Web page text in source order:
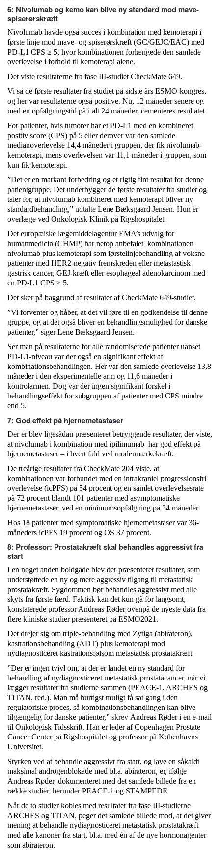
6: Nivolumab og kemo kan blive ny standard mod mave-
spiserørskræft
Nivolumab havde også succes i kombination med kemoterapi i
første linje mod mave- og spiserørskræft (GC/GEJC/EAC) med
PD-L1 CPS ≥ 5, hvor kombinationen forlængede den samlede
overlevelse i forhold til kemoterapi alene.
Det viste resultaterne fra fase III-studiet CheckMate 649.
Vi så de første resultater fra studiet på sidste års ESMO-kongres,
og her var resultaterne også positive. Nu, 12 måneder senere og
med en opfølgningstid på i alt 24 måneder, cementeres resultatet.
For patienter, hvis tumorer har et PD-L1 med en kombineret
positiv score (CPS) på 5 eller derover var den samlede
medianoverlevelse 14,4 måneder i gruppen, der fik nivolumab-
kemoterapi, mens overlevelsen var 11,1 måneder i gruppen, som
kun fik kemoterapi.
”Det er en markant forbedring og et rigtig fint resultat for denne
patientgruppe. Det underbygger de første resultater fra studiet og
taler for, at nivolumab kombineret med kemoterapi bliver ny
standardbehandling,” udtalte Lene Bæksgaard Jensen. Hun er
overlæge ved Onkologisk Klinik på Rigshospitalet.
Det europæiske lægemiddelagentur EMA’s udvalg for
humanmedicin (CHMP) har netop anbefalet kombinationen
nivolumab plus kemoterapi som førstelinjebehandling af voksne
patienter med HER2-negativ fremskreden eller metastastisk
gastrisk cancer, GEJ-kræft eller esophageal adenokarcinom med
en PD-L1 CPS ≥ 5.
Det sker på baggrund af resultater af CheckMate 649-studiet.
”Vi forventer og håber, at det vil føre til en godkendelse til denne
gruppe, og at det også bliver en behandlingsmulighed for danske
patienter,” siger Lene Bæksgaard Jensen.
Ser man på resultaterne for alle randomiserede patienter uanset
PD-L1-niveau var der også en signifikant effekt af
kombinationsbehandlingen. Her var den samlede overlevelse 13,8
måneder i den eksperimentelle arm og 11,6 måneder i
kontrolarmen. Dog var der ingen signifikant forskel i
behandlingseffekt for subgruppen af patienter med CPS mindre
end 5.
7: God effekt på hjernemetastaser
Der er blev ligesådan præsenteret betryggende resultater, der viste,
at nivolumab i kombination med ipilimumab har god effekt på
hjernemetastaser – i hvert fald ved modermærkekræft.
De treårige resultater fra CheckMate 204 viste, at
kombinationen var forbundet med en intrakraniel progressionsfri
overlevelse (icPFS) på 54 procent og en samlet overlevelsesrate
på 72 procent blandt 101 patienter med asymptomatiske
hjernemetastaser, ved en minimumsopfølgning på 34 måneder.
Hos 18 patienter med symptomatiske hjernemetastaser var 36-
måneders icPFS 19 procent og OS 37 procent.
8: Professor: Prostatakræft skal behandles aggressivt fra
start
I en noget anden boldgade blev der præsenteret resultater, som
understøttede en ny og mere aggressiv tilgang til metastatisk
prostatakræft. Sygdommen bør behandles aggressivt med alle
skyts fra første færd. Faktisk kan det kun gå for langsomt,
konstaterede professor Andreas Røder ovenpå de nyeste data fra
flere kliniske studier præsenteret på ESMO2021.
Det drejer sig om triple-behandling med Zytiga (abirateron),
kastrationsbehandling (ADT) plus kemoterapi mod
nydiagnosticeret kastrationsfølsom metastatisk prostatakræft.
”Der er ingen tvivl om, at der er landet en ny standard for
behandling af nydiagnosticeret metastatisk prostatacancer, når vi
lægger resultater fra studierne sammen (PEACE-1, ARCHES og
TITAN, red.). Man må hurtigst muligt få sat gang i den
regulatoriske proces, så kombinationsbehandlingen kan blive
tilgængelig for danske patienter,” skrev Andreas Røder i en e-mail
til Onkologisk Tidsskrift. Han er leder af Copenhagen Prostate
Cancer Center på Rigshospitalet og professor på Københavns
Universitet.
Styrken ved at behandle aggressivt fra start, og lave en såkaldt
maksimal androgenblokade med bl.a. abirateron, er, ifølge
Andreas Røder, dokumenteret med det samlede billede fra en
række studier, herunder PEACE-1 og STAMPEDE.
Når de to studier kobles med resultater fra fase III-studierne
ARCHES og TITAN, peger det samlede billede mod, at det giver
mening at behandle nydiagnosticeret metastatisk prostatakræft
med alle kanoner fra start, bl.a. med én af de nye hormonagenter
som abirateron.